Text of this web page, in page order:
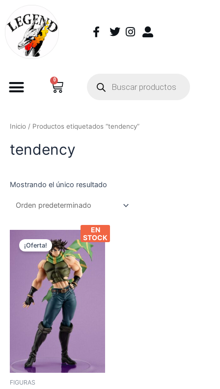
0
Inicio / Productos etiquetados “tendency”
tendency
Mostrando el único resultado
EN
STOCK
¡Oferta!
FIGURAS